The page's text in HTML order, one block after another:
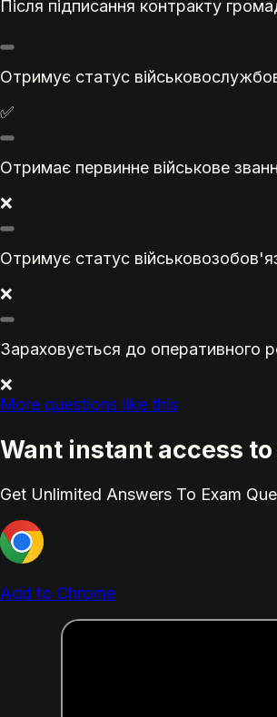
Після підписання контракту
Отримує статус
✅
Отримає первинне військове
❌
Отримує статус
❌
Зараховується до оперативного
❌
More questions like this
Want instant access
Get Unlimited Answers To Exam
Add to Chrome